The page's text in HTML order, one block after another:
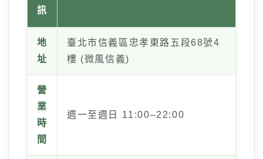
訊
地
址
臺北市信義區忠孝東路五段68號4
樓 (微風信義)
營
業
時
間
週一至週日 11:00–22:00